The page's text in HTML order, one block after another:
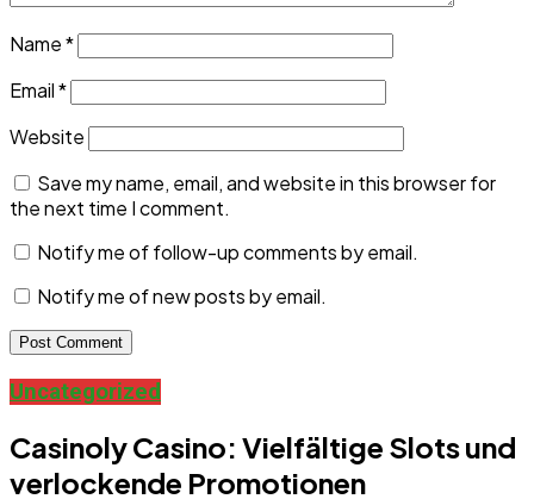
Name*
Email*
Website
Save my name, email, and website in this browser for
the next time I comment.
Notify me of follow-up comments by email.
Notify me of new posts by email.
Uncategorized
Casinoly Casino: Vielfältige Slots und
verlockende Promotionen